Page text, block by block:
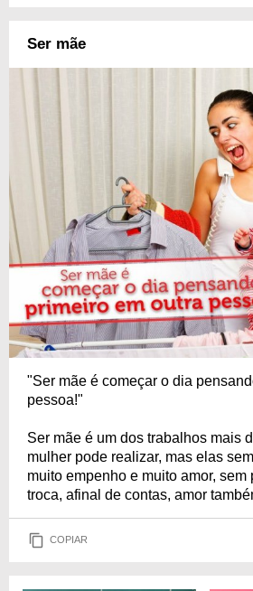
Ser mãe
"Ser mãe é começar o dia
pessoa!"
Ser mãe é um dos trabalhos mais
mulher pode realizar, mas elas
muito empenho e muito amor, sem
troca, afinal de contas, amor
COPIAR